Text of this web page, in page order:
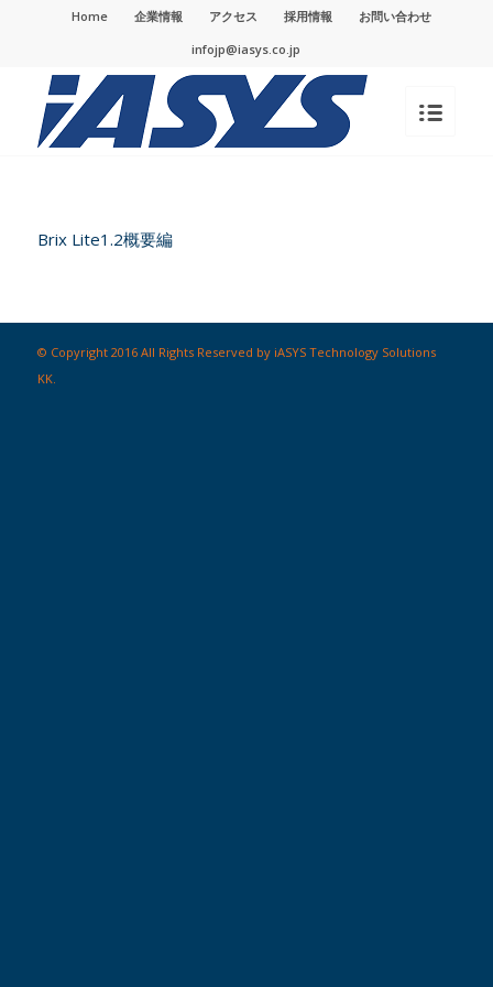
Home 企業情報 アクセス 採用情報
お問い合わせ
infojp@iasys.co.jp
Brix Lite1.2概要編
© Copyright 2016 All Rights Reserved by iASYS Technology Solutions
KK.